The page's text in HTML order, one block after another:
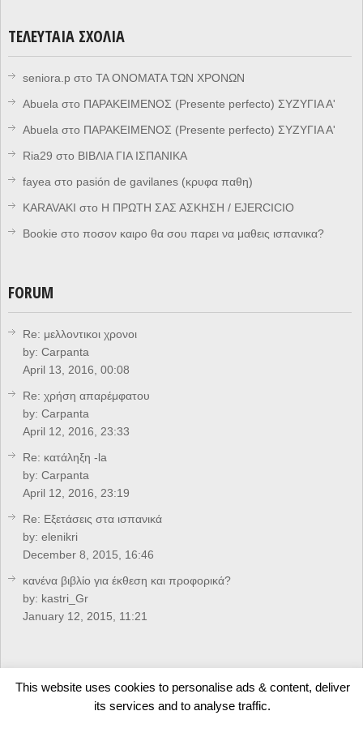
ΤΕΛΕΥΤΑΊΑ ΣΧΌΛΙΑ
seniora.p στο ΤΑ ΟΝΟΜΑΤΑ ΤΩΝ ΧΡΟΝΩΝ
Abuela στο ΠΑΡΑΚΕΙΜΕΝΟΣ (Presente perfecto) ΣΥΖΥΓΙΑ Α'
Abuela στο ΠΑΡΑΚΕΙΜΕΝΟΣ (Presente perfecto) ΣΥΖΥΓΙΑ Α'
Ria29 στο ΒΙΒΛΙΑ ΓΙΑ ΙΣΠΑΝΙΚΑ
fayea στο pasión de gavilanes (κρυφα παθη)
KARAVAKI στο Η ΠΡΩΤΗ ΣΑΣ ΑΣΚΗΣΗ / EJERCICIO
Bookie στο ποσον καιρο θα σου παρει να μαθεις ισπανικα?
FORUM
Re: μελλοντικοι χρονοι
by: Carpanta
April 13, 2016, 00:08
Re: χρήση απαρέμφατου
by: Carpanta
April 12, 2016, 23:33
Re: κατάληξη -la
by: Carpanta
April 12, 2016, 23:19
Re: Eξετάσεις στα ισπανικά
by: elenikri
December 8, 2015, 16:46
κανένα βιβλίο για έκθεση και προφορικά?
by: kastri_Gr
January 12, 2015, 11:21
CREDITS
This website uses cookies to personalise ads & content, deliver
its services and to analyse traffic.